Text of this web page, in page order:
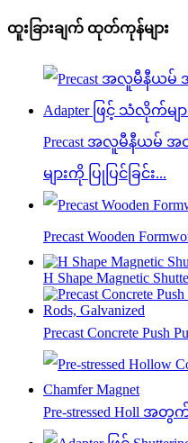
ထူးခြားချက် ထုတ်ကုန်များ
Precast အလူမီနီယမ်
များကို ပြုပြင်ခြင်း...
Precast Wooden
H Shape Magnetic
Precast Concrete Push
Pre-stressed Holl အတွက်